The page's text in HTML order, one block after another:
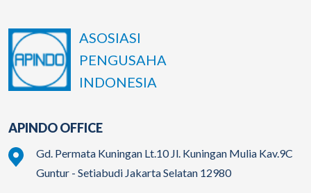
ASOSIASI
PENGUSAHA
INDONESIA
APINDO OFFICE
Gd. Permata Kuningan Lt.10 Jl. Kuningan Mulia Kav.9C
Guntur - Setiabudi Jakarta Selatan 12980